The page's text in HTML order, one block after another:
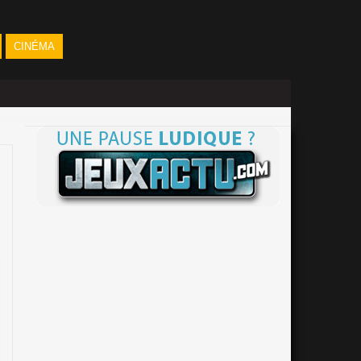
CINÉMA